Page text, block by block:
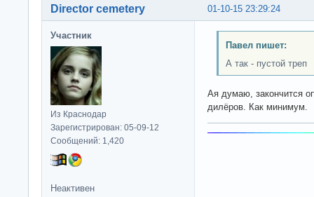
01-10-15 23:29:24
Director cemetery
Участник
Из Краснодар
Зарегистрирован: 05-09-12
Сообщений: 1,420
Павел пишет:
А так - пустой треп
Ая думаю, закончится
дилёров. Как минимум.
Неактивен